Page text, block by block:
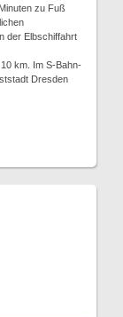
zu Fuß
der Elbschiffahrt
km. Im S-Bahn-
Dresden